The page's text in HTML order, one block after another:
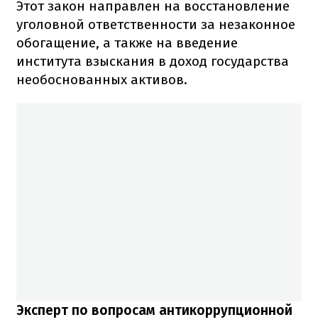
Этот закон направлен на восстановление
уголовной ответственности за незаконное
обогащение, а также на введение
института взыскания в доход государства
необоснованных активов.
Эксперт по вопросам антикоррупционной